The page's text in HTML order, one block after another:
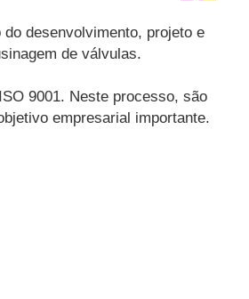
desenvolvimento, projeto e
de válvulas.
9001. Neste processo, são
empresarial importante.